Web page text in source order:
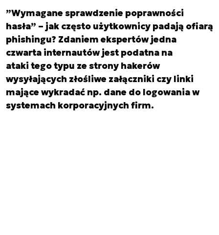
”Wymagane sprawdzenie poprawności
hasła” – jak często użytkownicy padają ofiarą
phishingu? Zdaniem ekspertów jedna
czwarta internautów jest podatna na
ataki tego typu ze strony hakerów
wysyłających złośliwe załączniki czy linki
mające wykradać np. dane do logowania w
systemach korporacyjnych firm.